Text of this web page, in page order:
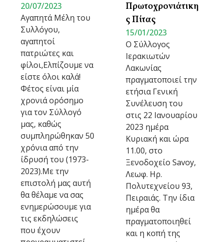
20/07/2023
Αγαπητά Μέλη του
Συλλόγου,
αγαπητοί
πατριώτες και
φίλοι,Ελπίζουμε να
είστε όλοι καλά!
Φέτος είναι μία
χρονιά ορόσημο
για τον Σύλλογό
μας, καθώς
συμπληρώθηκαν 50
χρόνια από την
ίδρυσή του (1973-
2023).Με την
επιστολή μας αυτή
θα θέλαμε να σας
ενημερώσουμε για
τις εκδηλώσεις
που έχουν
Πρωτοχρονιάτικη
ς Πίτας
15/01/2023
Ο Σύλλογος
Ιερακιωτών
Λακωνίας
πραγματοποιεί την
ετήσια Γενική
Συνέλευση του
στις 22 Ιανουαρίου
2023 ημέρα
Κυριακή και ώρα
11.00, στο
Ξενοδοχείο Savoy,
Λεωφ. Ηρ.
Πολυτεχνείου 93,
Πειραιάς. Την ίδια
ημέρα θα
πραγματοποιηθεί
και η κοπή της